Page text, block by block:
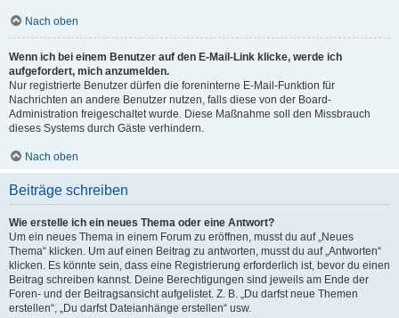
Nach oben
Wenn ich bei einem Benutzer auf den E-Mail-Link klicke, werde ich
aufgefordert, mich anzumelden.
Nur registrierte Benutzer dürfen die foreninterne E-Mail-Funktion für
Nachrichten an andere Benutzer nutzen, falls diese von der Board-
Administration freigeschaltet wurde. Diese Maßnahme soll den Missbrauch
dieses Systems durch Gäste verhindern.
Nach oben
Beiträge schreiben
Wie erstelle ich ein neues Thema oder eine Antwort?
Um ein neues Thema in einem Forum zu eröffnen, musst du auf „Neues
Thema“ klicken. Um auf einen Beitrag zu antworten, musst du auf „Antworten“
klicken. Es könnte sein, dass eine Registrierung erforderlich ist, bevor du einen
Beitrag schreiben kannst. Deine Berechtigungen sind jeweils am Ende der
Foren- und der Beitragsansicht aufgelistet. Z. B. „Du darfst neue Themen
erstellen“, „Du darfst Dateianhänge erstellen“ usw.